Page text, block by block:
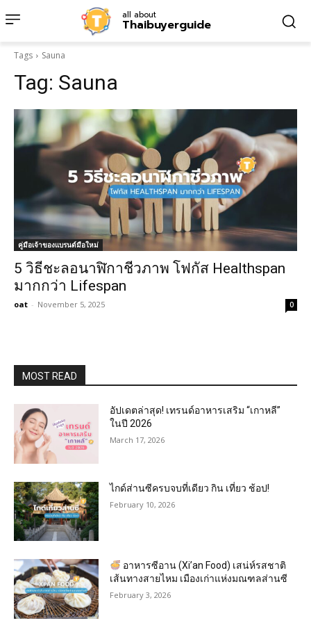
all about
Thaibuyerguide
Tags Sauna
Tag: Sauna
คู่มือเจ้าของแบรนด์มือใหม่
5 วิธีชะลอนาฬิกาชีวภาพ โฟกัส Healthspan
มากกว่า Lifespan
oat - November 5, 2025 0
MOST READ
อัปเดตล่าสุด! เทรนด์อาหารเสริม “เกาหลี”
ในปี 2026
March 17, 2026
ไกด์ส่านซีครบจบที่เดียว กิน เที่ยว ช้อป!
February 10, 2026
อาหารซีอาน (Xi’an Food) เสน่ห์รสชาติ
เส้นทางสายไหม เมืองเก่าแห่งมณฑลส่านซี
February 3, 2026